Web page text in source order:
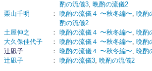
酌の流儀3, 晩酌の流儀2
栗山千明
： 晩酌の流儀４ 〜秋冬編〜, 晩酌
酌の流儀2
土屋伸之
： 晩酌の流儀４ 〜秋冬編〜, 晩酌
大久保佳代子
： 晩酌の流儀４ 〜秋冬編〜, 晩酌
辻凪⼦
： 晩酌の流儀４ 〜秋冬編〜, 晩酌
辻凪子
： 晩酌の流儀3, 晩酌の流儀2